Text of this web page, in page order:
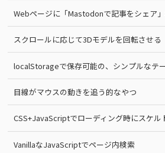
Webページに「Mastodonで記事をシェア
スクロールに応じて3Dモデルを回転させる
localStorageで保存可能の、シンプルなテ
目線がマウスの動きを追う的なやつ
CSS+JavaScriptでローディング時にスケル
VanillaなJavaScriptでページ内検索